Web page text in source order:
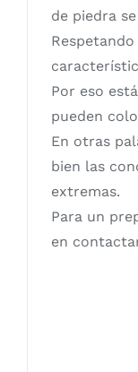
de piedra
Por eso
pueden
En otras
bien las
extremas.
Para un
en